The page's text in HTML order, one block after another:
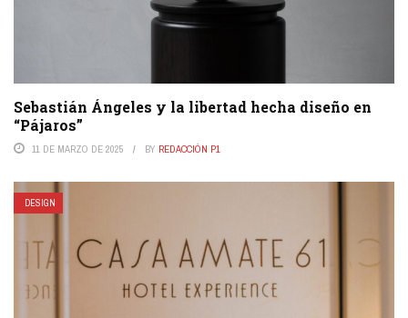
Sebastián Ángeles y la libertad hecha diseño en
“Pájaros”
11 DE MARZO DE 2025 BY REDACCIÓN P1
DESIGN